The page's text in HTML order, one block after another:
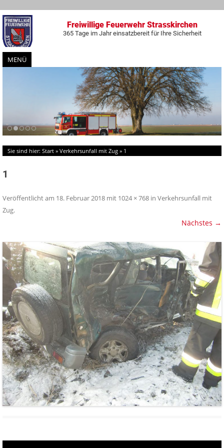
Freiwillige Feuerwehr Strasskirchen
365 Tage im Jahr einsatzbereit für Ihre Sicherheit
MENÜ
Zum
Inhalt
springen
Sie sind hier: Start » Verkehrsunfall mit Zug » 1
1
Veröffentlicht am 18. Februar 2018 mit 1024 × 768 in Verkehrsunfall mit
Zug.
Nächstes →